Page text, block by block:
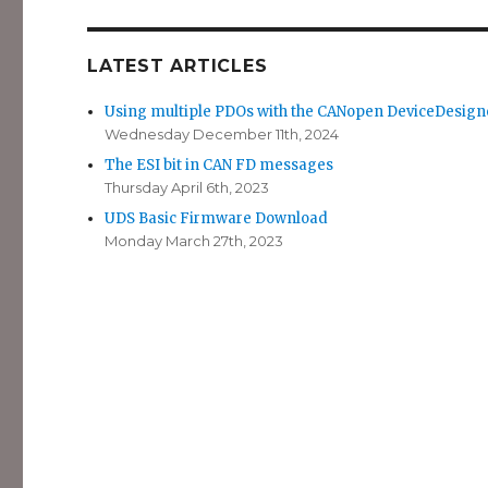
LATEST ARTICLES
Using multiple PDOs with the CANopen
Wednesday December 11th, 2024
The ESI bit in CAN FD messages
Thursday April 6th, 2023
UDS Basic Firmware Download
Monday March 27th, 2023